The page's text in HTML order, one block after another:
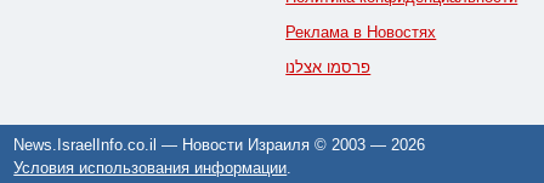
Реклама в Новостях
פרסמו אצלנו
News.IsraelInfo.co.il — Новости Израиля © 2003 —2026
Условия использования информации.